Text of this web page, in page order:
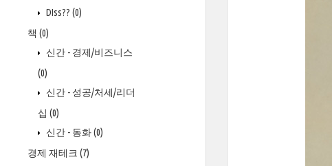
DIss?? (0)
책 (0)
신간 - 경제/비즈니스
(0)
신간 - 성공/처세/리더
십 (0)
신간 - 동화(0)
경제 재테크 (7)